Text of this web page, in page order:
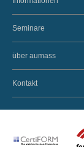
Seminare
über aumass
Kontakt